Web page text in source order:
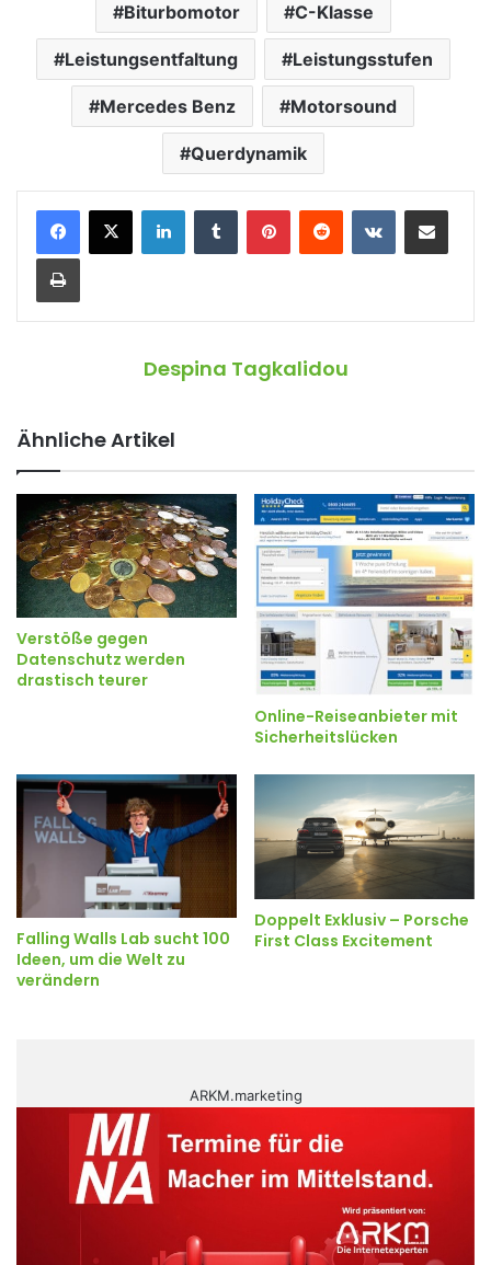
Biturbomotor C-Klasse
Leistungsentfaltung Leistungsstufen
Mercedes Benz Motorsound
Querdynamik
Despina Tagkalidou
Ähnliche Artikel
Verstöße gegen
Datenschutz werden
drastisch teurer
Online-Reiseanbieter mit
Sicherheitslücken
Falling Walls Lab sucht 100
Ideen, um die Welt zu
verändern
Doppelt Exklusiv – Porsche
First Class Excitement
ARKM.marketing